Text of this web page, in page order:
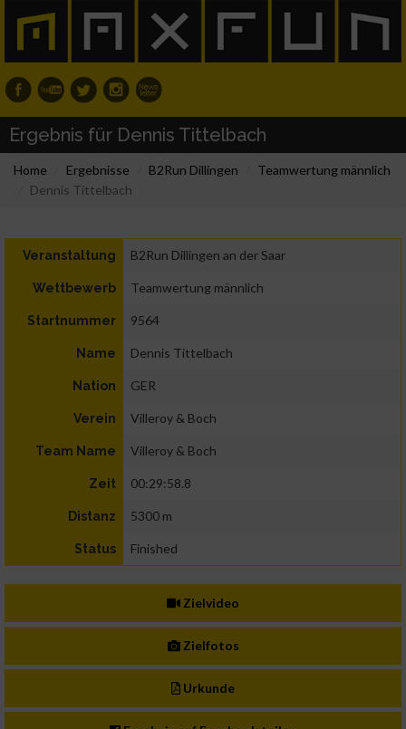
Ergebnis für Dennis Tittelbach
Home Ergebnisse B2Run Dillingen
Teamwertung männlich
Dennis Tittelbach
Veranstaltung B2Run Dillingen an der Saar
Wettbewerb Teamwertung männlich
Startnummer 9564
Name Dennis Tittelbach
Nation GER
Verein Villeroy & Boch
Team Name Villeroy & Boch
Zeit 00:29:58.8
Distanz 5300 m
Status Finished
Zielvideo
Zielfotos
Urkunde